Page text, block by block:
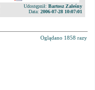
Udostępnił: Bartosz Zaleśny
Data: 2006-07-28 10:07:01
Oglądano 1858 razy